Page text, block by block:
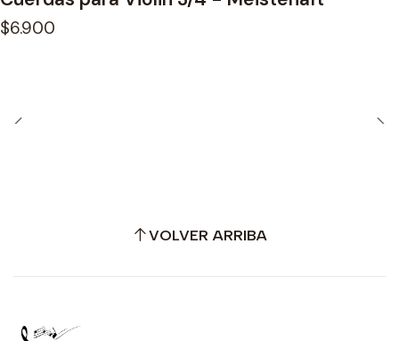
$6.900
VOLVER ARRIBA